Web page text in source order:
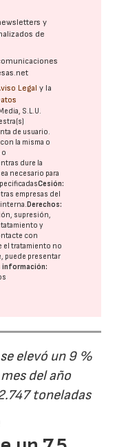
y
de
Legal y la
S.L.U.
de usuario.
la misma o
o
dure la
necesario para
Cesión:
empresas del
Derechos:
supresión,
y
con
el tratamiento no
puede presentar
información:
elevó un 9 %
del año
toneladas